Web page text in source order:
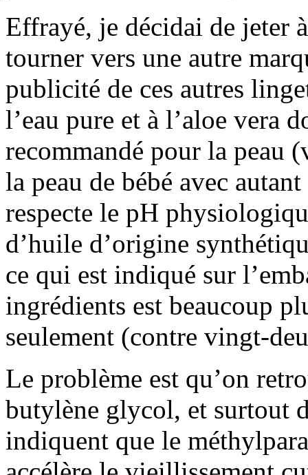
Effrayé, je décidai de jeter
tourner vers une autre
publicité de ces autres
l’eau pure et à l’aloe vera
recommandé pour la peau
la peau de bébé avec
respecte le pH
d’huile d’origine
ce qui est indiqué sur
ingrédients est beaucoup
seulement (contre vingt-
Le problème est qu’on
butylène glycol, et surtout
indiquent que le